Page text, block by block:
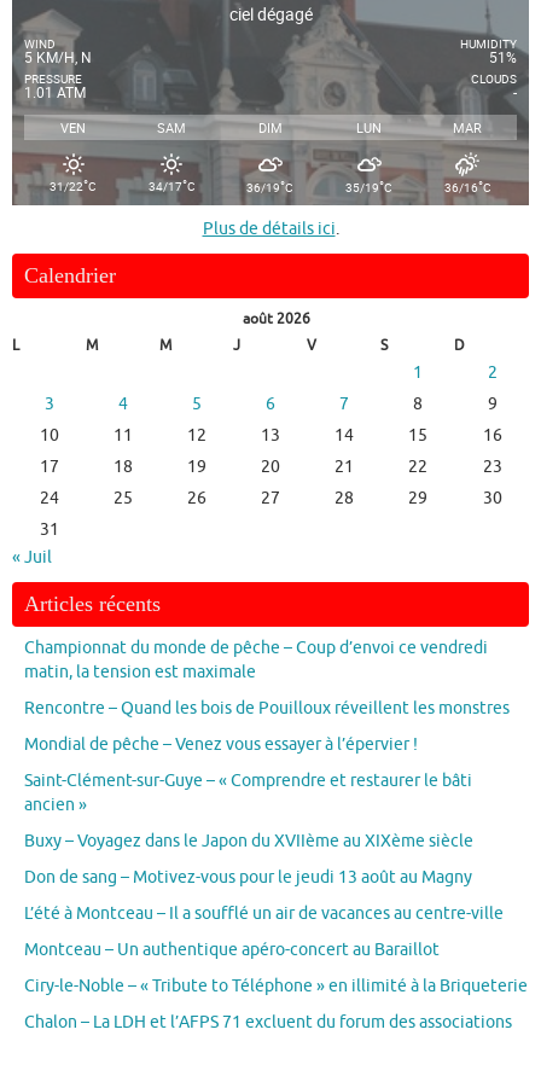
ciel dégagé
WIND
5 KM/H, N
PRESSURE
1.01 ATM
HUMIDITY
51%
CLOUDS
-
VEN SAM DIM LUN MAR
31/22°C 34/17°C 36/19°C 35/19°C 36/16°C
Plus de détails ici.
Calendrier
août 2026
L
M M J V S D
1
2
3
4 5 6 7 8
9
10
11 12 13 14 15
16
17
18 19 20 21 22
23
24
25 26 27 28 29
30
31
« Juil
Articles récents
Championnat du monde de pêche – Coup d’envoi ce vendredi
matin, la tension est maximale
Rencontre – Quand les bois de Pouilloux réveillent les monstres
Mondial de pêche – Venez vous essayer à l’épervier !
Saint-Clément-sur-Guye – « Comprendre et restaurer le bâti
ancien »
Buxy – Voyagez dans le Japon du XVIIème au XIXème siècle
Don de sang – Motivez-vous pour le jeudi 13 août au Magny
L’été à Montceau – Il a soufflé un air de vacances au centre-ville
Montceau – Un authentique apéro-concert au Baraillot
Ciry-le-Noble – « Tribute to Téléphone » en illimité à la Briqueterie
Chalon – La LDH et l’AFPS 71 excluent du forum des associations